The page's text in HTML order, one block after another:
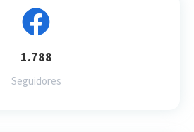
1.788
Seguidores